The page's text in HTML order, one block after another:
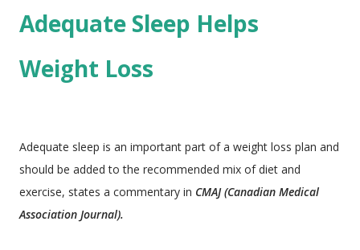
Adequate Sleep Helps
Weight Loss
Adequate sleep is an important part of a weight loss plan and
should be added to the recommended mix of diet and
exercise, states a commentary in CMAJ (Canadian Medical
Association Journal).